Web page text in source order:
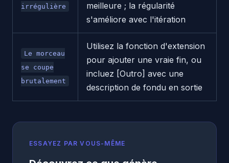
irrégulière
meilleure ; la régularité
s'améliore avec l'itération
Le morceau
se coupe
brutalement
Utilisez la fonction d'extension
pour ajouter une vraie fin, ou
incluez [Outro] avec une
description de fondu en sortie
ESSAYEZ PAR VOUS-MÊME